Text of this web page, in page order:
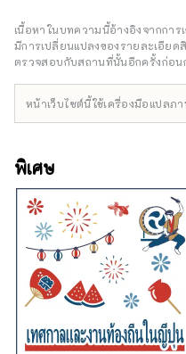
เกี่ยวกับเรื่อง
ใหม่ๆ นำไปสู่บ
ที่ "ดี" เป็นเรื่อง
เฮียวโกะตามแ
เนื้อหาในบทความนี้อ้างอิงจากกา
มีการเปลี่ยนแปลงของรายละเอีย
ตรวจสอบกับสถานที่นั้นอีกครั้งก่อน
หน้าเว็บไซต์นี้ใช้เครื่องมือแปลภ
พิเศษ